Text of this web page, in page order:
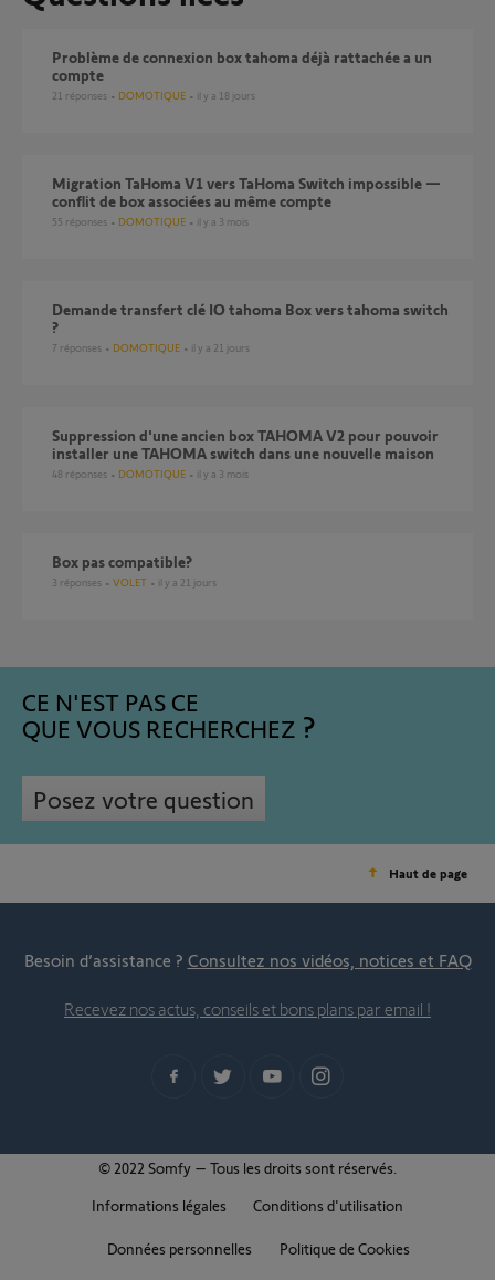
Problème de connexion box tahoma déjà rattachée a un
compte
21 réponses DOMOTIQUE il y a 18 jours
Migration TaHoma V1 vers TaHoma Switch impossible —
conflit de box associées au même compte
55 réponses DOMOTIQUE il y a 3 mois
Demande transfert clé IO tahoma Box vers tahoma switch
?
7 réponses DOMOTIQUE il y a 21 jours
Suppression d'une ancien box TAHOMA V2 pour pouvoir
installer une TAHOMA switch dans une nouvelle maison
48 réponses DOMOTIQUE il y a 3 mois
Box pas compatible?
3 réponses VOLET il y a 21 jours
CE N'EST PAS CE
QUE VOUS RECHERCHEZ
Posez votre question
Haut de page
Besoin d’assistance ? Consultez nos vidéos, notices et FAQ
Recevez nos actus, conseils et bons plans par email !
© 2022 Somfy – Tous les droits sont réservés.
Informations légales
Conditions d'utilisation
Données personnelles Politique de Cookies